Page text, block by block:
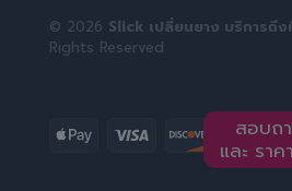
© 2026 Slick เปลี่ยนยาง บริการถึ
Rights Reserved
สอบถ
และ รา